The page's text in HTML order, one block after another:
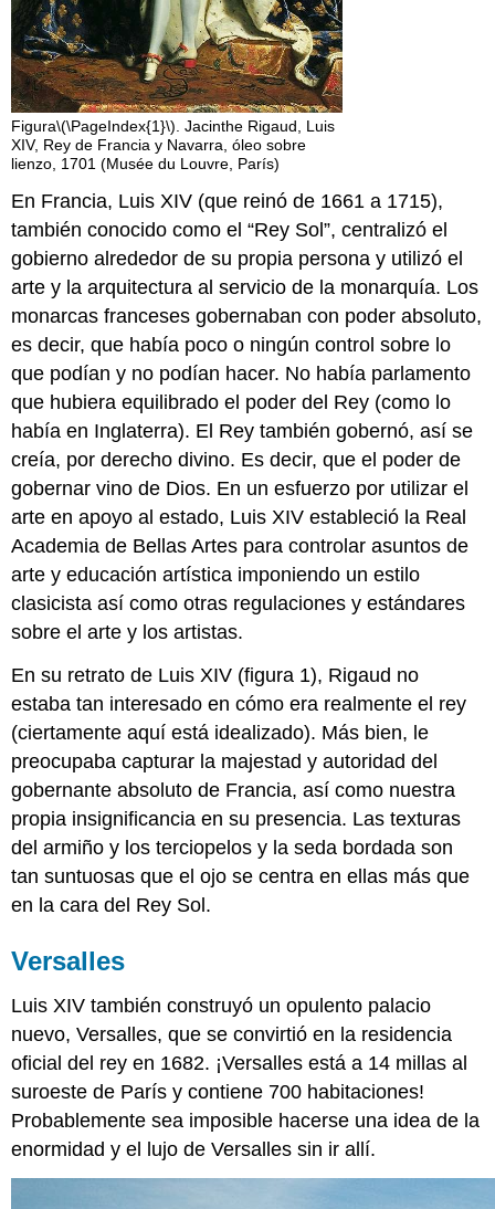
Figura\(\PageIndex{1}\) . Jacinthe Rigaud, Luis
XIV, Rey de Francia y Navarra, óleo sobre
lienzo, 1701 (Musée du Louvre, París)
En Francia, Luis XIV (que reinó de 1661 a 1715),
también conocido como el “Rey Sol”, centralizó el
gobierno alrededor de su propia persona y utilizó el
arte y la arquitectura al servicio de la monarquía. Los
monarcas franceses gobernaban con poder absoluto,
es decir, que había poco o ningún control sobre lo
que podían y no podían hacer. No había parlamento
que hubiera equilibrado el poder del Rey (como lo
había en Inglaterra). El Rey también gobernó, así se
creía, por derecho divino. Es decir, que el poder de
gobernar vino de Dios. En un esfuerzo por utilizar el
arte en apoyo al estado, Luis XIV estableció la Real
Academia de Bellas Artes para controlar asuntos de
arte y educación artística imponiendo un estilo
clasicista así como otras regulaciones y estándares
sobre el arte y los artistas.
En su retrato de Luis XIV (figura 1), Rigaud no
estaba tan interesado en cómo era realmente el rey
(ciertamente aquí está idealizado). Más bien, le
preocupaba capturar la majestad y autoridad del
gobernante absoluto de Francia, así como nuestra
propia insignificancia en su presencia. Las texturas
del armiño y los terciopelos y la seda bordada son
tan suntuosas que el ojo se centra en ellas más que
en la cara del Rey Sol.
Versalles
Luis XIV también construyó un opulento palacio
nuevo, Versalles, que se convirtió en la residencia
oficial del rey en 1682. ¡Versalles está a 14 millas al
suroeste de París y contiene 700 habitaciones!
Probablemente sea imposible hacerse una idea de la
enormidad y el lujo de Versalles sin ir allí.